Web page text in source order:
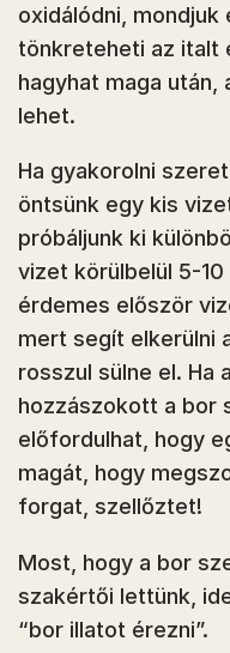
oxidálódni,
tönkreteheti az italt
hagyhat maga
lehet.
Ha gyakorolni
öntsünk egy kis
próbáljunk ki
vizet körülbelül 5-
érdemes először
mert segít elkerülni
rosszul sülne el. Ha
hozzászokott a bor
előfordulhat, hogy
magát, hogy
forgat, szellőztet!
Most, hogy a bor
szakértői lettünk,
“bor illatot érezni”.